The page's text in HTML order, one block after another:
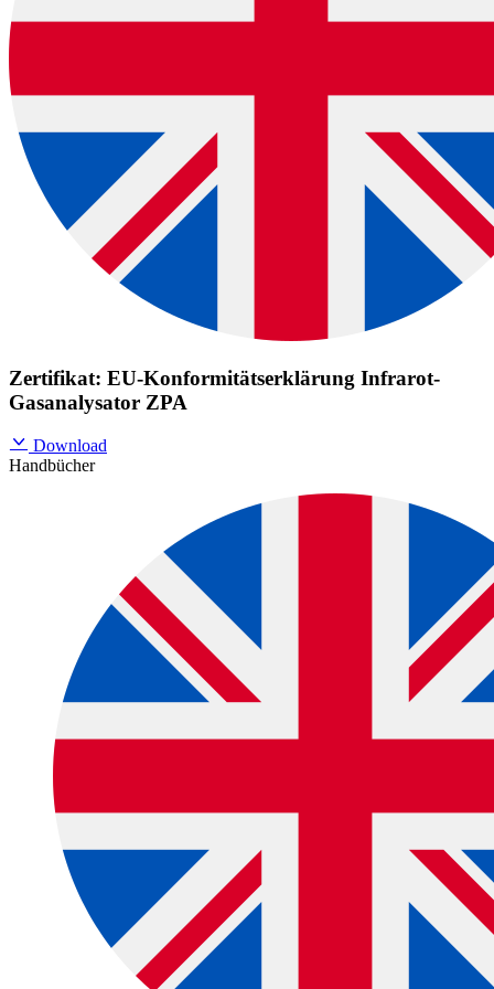
Zertifikat: EU-Konformitätserklärung Infrarot-
Gasanalysator ZPA
Download
Handbücher